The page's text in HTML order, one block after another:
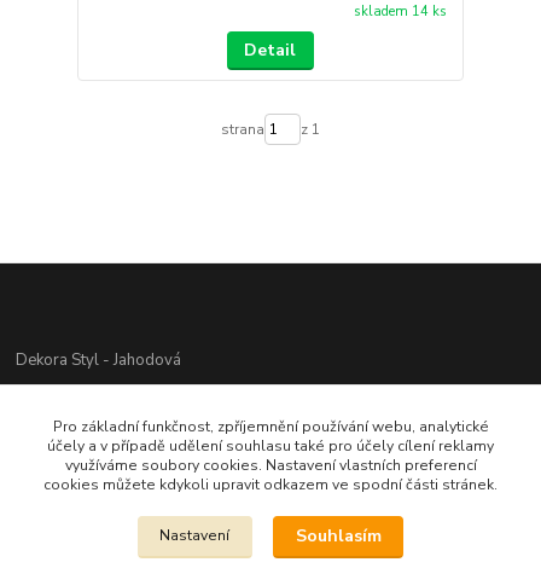
skladem 14 ks
Detail
strana z 1
Dekora Styl - Jahodová
721312944
info@zbozi-darky.cz
Pro základní funkčnost, zpříjemnění používání webu, analytické
účely a v případě udělení souhlasu také pro účely cílení reklamy
využíváme soubory cookies. Nastavení vlastních preferencí
cookies můžete kdykoli upravit odkazem ve spodní části stránek.
Nastavení Souhlasím